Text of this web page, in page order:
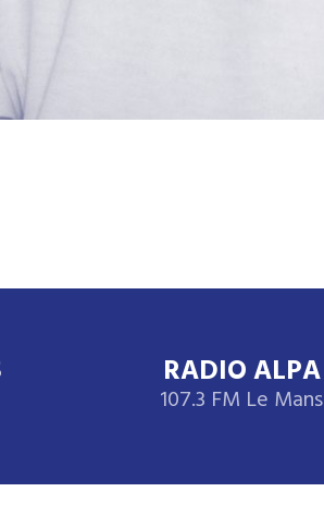
RADIO ALPA
107.3 FM Le Mans